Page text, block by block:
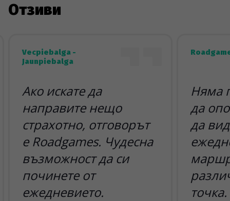
Отзиви
Vecpiebalga -
Jaunpiebalga
Ако искате да
направите нещо
страхотно, отговорът
е Roadgames. Чудесна
възможност да си
починете от
ежедневието.
Няма
да
да
точка.